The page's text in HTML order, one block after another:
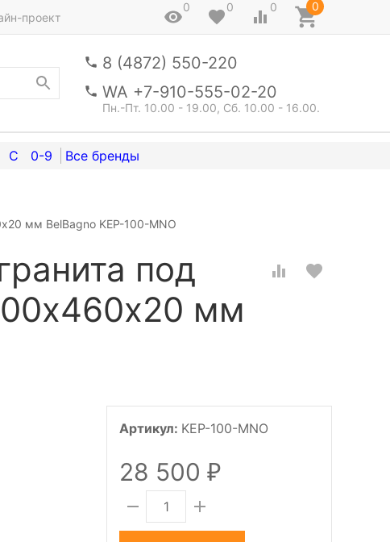
проект
0 0 0 0
8 (4872) 550-220
WA +7-910-555-02-20
Пн.-Пт. 10.00 - 19.00, Сб. 10.00 - 16.00.
С 0-9
мм BelBagno KEP-100-MNO
под
мм
Артикул: KEP-100-MNO
28 500 ₽